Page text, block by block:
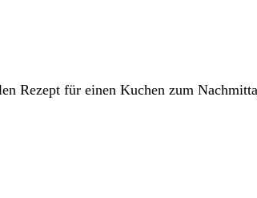
Rezept für einen Kuchen zum